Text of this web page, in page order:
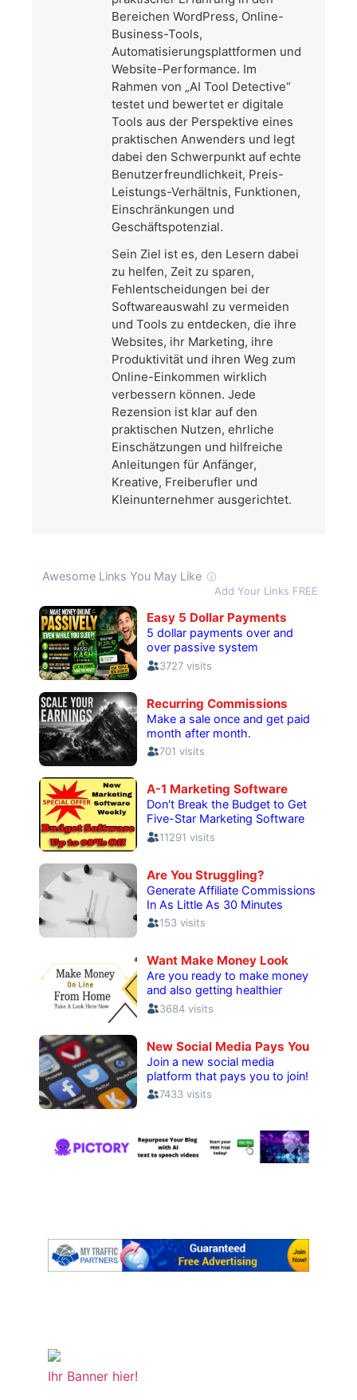
Bereichen WordPress, Online-
Business-Tools,
Automatisierungsplattformen und
Website-Performance. Im
Rahmen von „AI Tool Detective“
testet und bewertet er digitale
Tools aus der Perspektive eines
praktischen Anwenders und legt
dabei den Schwerpunkt auf echte
Benutzerfreundlichkeit, Preis-
Leistungs-Verhältnis, Funktionen,
Einschränkungen und
Geschäftspotenzial.
Sein Ziel ist es, den Lesern dabei
zu helfen, Zeit zu sparen,
Fehlentscheidungen bei der
Softwareauswahl zu vermeiden
und Tools zu entdecken, die ihre
Websites, ihr Marketing, ihre
Produktivität und ihren Weg zum
Online-Einkommen wirklich
verbessern können. Jede
Rezension ist klar auf den
praktischen Nutzen, ehrliche
Einschätzungen und hilfreiche
Anleitungen für Anfänger,
Kreative, Freiberufler und
Kleinunternehmer ausgerichtet.
Ihr Banner hier!